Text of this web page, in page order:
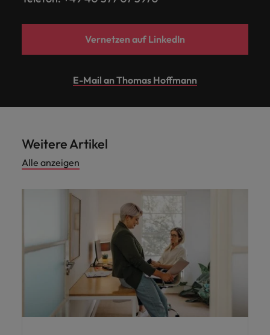
Vernetzen auf LinkedIn
E-Mail an Thomas Hoffmann
Weitere Artikel
Alle anzeigen